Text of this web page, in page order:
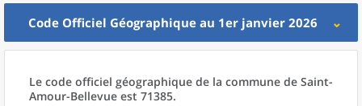
Code Officiel Géographique au 1er janvier 2026
Le code officiel géographique de la commune de Saint-
Amour-Bellevue est 71385.